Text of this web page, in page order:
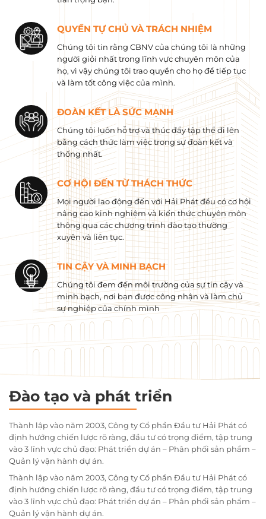
QUYỀN TỰ CHỦ VÀ TRÁCH NHIỆM
Chúng tôi tin rằng CBNV của chúng tôi là những
người giỏi nhất trong lĩnh vực chuyên môn của
họ, vì vậy chúng tôi trao quyền cho họ để tiếp tục
và làm tốt công việc của mình.
ĐOÀN KẾT LÀ SỨC MẠNH
Chúng tôi luôn hỗ trợ và thúc đẩy tập thể đi lên
bằng cách thức làm việc trong sự đoàn kết và
thống nhất.
CƠ HỘI ĐẾN TỪ THÁCH THỨC
Mọi người lao động đến với Hải Phát đều có cơ hội
nâng cao kinh nghiệm và kiến ​​thức chuyên môn
thông qua các chương trình đào tạo thường
xuyên và liên tục.
TIN CẬY VÀ MINH BẠCH
Chúng tôi đem đến môi trường của sự tin cậy và
minh bạch, nơi bạn được công nhận và làm chủ
sự nghiệp của chính mình
Đào tạo và phát triển
Thành lập vào năm 2003, Công ty Cổ phần Đầu tư Hải Phát có
định hướng chiến lược rõ ràng, đầu tư có trọng điểm, tập trung
vào 3 lĩnh vực chủ đạo: Phát triển dự án – Phân phối sản phẩm –
Quản lý vận hành dự án.
Thành lập vào năm 2003, Công ty Cổ phần Đầu tư Hải Phát có
định hướng chiến lược rõ ràng, đầu tư có trọng điểm, tập trung
vào 3 lĩnh vực chủ đạo: Phát triển dự án – Phân phối sản phẩm –
Quản lý vận hành dự án.